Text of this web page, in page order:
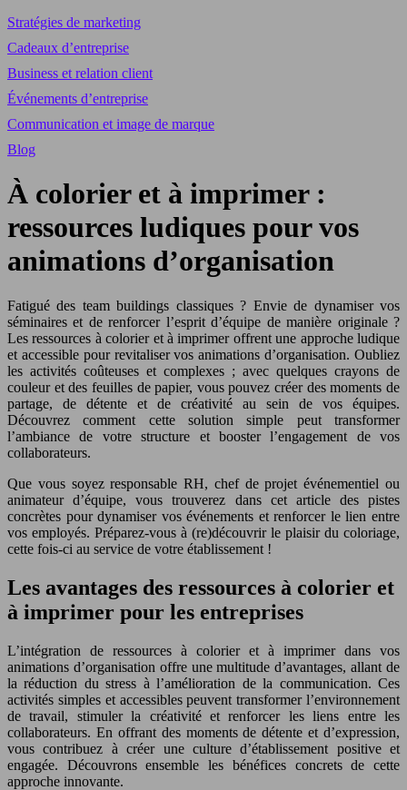
Stratégies de marketing
Cadeaux d’entreprise
Business et relation client
Événements d’entreprise
Communication et image de marque
Blog
À colorier et à imprimer :
ressources ludiques pour vos
animations d’organisation
Fatigué des team buildings classiques ? Envie de dynamiser vos
séminaires et de renforcer l’esprit d’équipe de manière originale ?
Les ressources à colorier et à imprimer offrent une approche ludique
et accessible pour revitaliser vos animations d’organisation. Oubliez
les activités coûteuses et complexes ; avec quelques crayons de
couleur et des feuilles de papier, vous pouvez créer des moments de
partage, de détente et de créativité au sein de vos équipes.
Découvrez comment cette solution simple peut transformer
l’ambiance de votre structure et booster l’engagement de vos
collaborateurs.
Que vous soyez responsable RH, chef de projet événementiel ou
animateur d’équipe, vous trouverez dans cet article des pistes
concrètes pour dynamiser vos événements et renforcer le lien entre
vos employés. Préparez-vous à (re)découvrir le plaisir du coloriage,
cette fois-ci au service de votre établissement !
Les avantages des ressources à colorier et
à imprimer pour les entreprises
L’intégration de ressources à colorier et à imprimer dans vos
animations d’organisation offre une multitude d’avantages, allant de
la réduction du stress à l’amélioration de la communication. Ces
activités simples et accessibles peuvent transformer l’environnement
de travail, stimuler la créativité et renforcer les liens entre les
collaborateurs. En offrant des moments de détente et d’expression,
vous contribuez à créer une culture d’établissement positive et
engagée. Découvrons ensemble les bénéfices concrets de cette
approche innovante.